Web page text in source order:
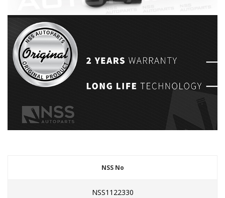
NSS No
NSS1122330